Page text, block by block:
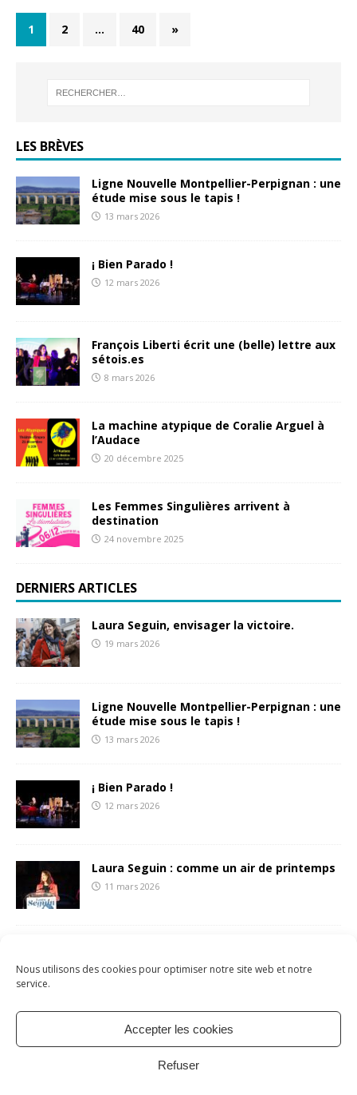
Nous utilisons des cookies pour optimiser notre site web et notre
service.
Accepter les cookies
Refuser
1 2 … 40 »
LES BRÈVES
Ligne Nouvelle Montpellier-Perpignan : une
étude mise sous le tapis !
13 mars 2026
¡ Bien Parado !
12 mars 2026
François Liberti écrit une (belle) lettre aux
sétois.es
8 mars 2026
La machine atypique de Coralie Arguel à
l’Audace
20 décembre 2025
Les Femmes Singulières arrivent à
destination
24 novembre 2025
DERNIERS ARTICLES
Laura Seguin, envisager la victoire.
19 mars 2026
Ligne Nouvelle Montpellier-Perpignan : une
étude mise sous le tapis !
13 mars 2026
¡ Bien Parado !
12 mars 2026
Laura Seguin : comme un air de printemps
11 mars 2026
sétois.es